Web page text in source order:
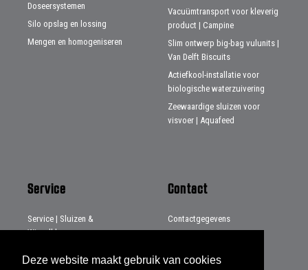
Deze website maakt gebruik van cookies
Doseersystemen
Silo opslag en lossing
Mengen en homogeniseren
Vacuümtransport voor kleverig
product | Campine
Slim ontwerp big-bag vulunits |
Van Delft Biscuits
Actiefkool-installatie voor
biologische waterzuivering
Zeewaardige sluizen voor
visvoer | Aquafeed
Service
Service | Sluizen &
Wisselkleppen
Contact
Contactgegevens